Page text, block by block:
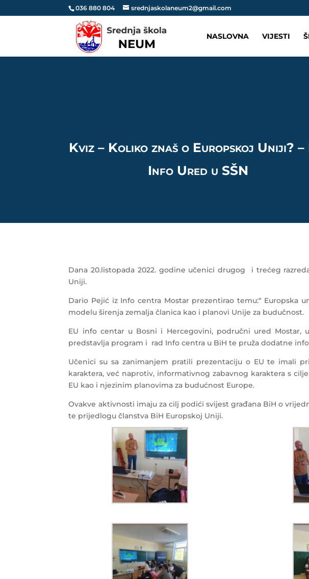
036 880 804 srednjaskolaneum2@gmail.com
NASLOVNA VIJESTI
Kviz – Koliko znaš o Europskoj Uniji? –
Info Ured u SŠN
Dana 20.listopada 2022. godine učenici drugog i trećeg
Uniji.
Dario Pejić iz Info centra Mostar prezentirao temu:“ Europska
modelu širenja zemalja članica kao i planovi Unije za budučnost.
EU info centar u Bosni i Hercegovini, područni ured Mostar,
predstavlja program i rad Info centra u BiH te pruža dodatne
Učenici su sa zanimanjem pratili prezentaciju o EU te imali
karaktera, već naprotiv, informativnog zabavnog karaktera s
EU kao i njezinim planovima za budućnost Europe.
Ovakve aktivnosti imaju za cilj podići svijest građana BiH o
te prijedlogu članstva BiH Europskoj Uniji.